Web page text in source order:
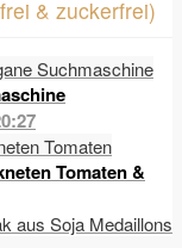
& zuckerfrei)
Tomaten &